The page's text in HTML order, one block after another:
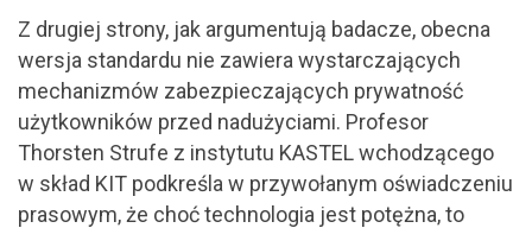
Z drugiej strony, jak argumentują badacze, obecna
wersja standardu nie zawiera wystarczających
mechanizmów zabezpieczających prywatność
użytkowników przed nadużyciami. Profesor
Thorsten Strufe z instytutu KASTEL wchodzącego
w skład KIT podkreśla w przywołanym oświadczeniu
prasowym, że choć technologia jest potężna, to